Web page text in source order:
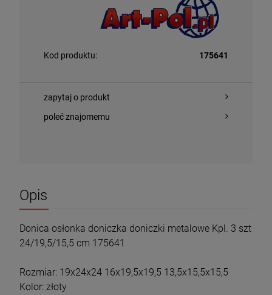
Kod produktu: 175641
zapytaj o produkt
poleć znajomemu
Opis
Donica osłonka doniczka doniczki metalowe Kpl. 3 szt
24/19,5/15,5 cm 175641
Rozmiar: 19x24x24 16x19,5x19,5 13,5x15,5x15,5
Kolor: złoty